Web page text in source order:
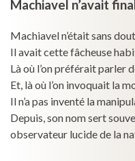
Machiavel n’avait
Machiavel n’était sans
Il avait cette fâcheuse
Là où l’on préférait parler
Et, là où l’on invoquait la
Il n’a pas inventé la
Depuis, son nom sert
observateur lucide de la